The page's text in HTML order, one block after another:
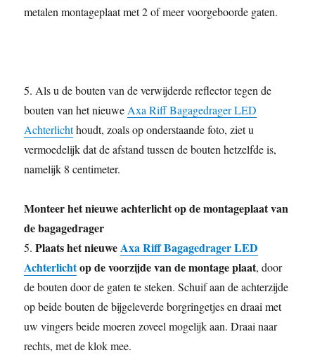
metalen montageplaat met 2 of meer voorgeboorde gaten.
5. Als u de bouten van de verwijderde reflector tegen de
bouten van het nieuwe Axa Riff Bagagedrager LED
Achterlichthoudt, zoals op onderstaande foto, ziet u
vermoedelijk dat de afstand tussen de bouten hetzelfde is,
namelijk 8 centimeter.
Monteer het nieuwe achterlicht op de montageplaat van
de bagagedrager
5.Plaats het nieuweAxa Riff Bagagedrager LED
Achterlichtop de voorzijde van de montage plaat, door
de bouten door de gaten te steken. Schuif aan de achterzijde
op beide bouten de bijgeleverde borgringetjes en draai met
uw vingers beide moeren zoveel mogelijk aan. Draai naar
rechts, met de klok mee.